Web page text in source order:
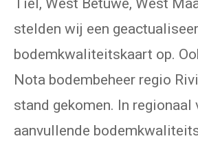
stelden wij een
bodemkwaliteitskaart op.
Nota bodembeheer regio
stand gekomen. In regionaal
aanvullende